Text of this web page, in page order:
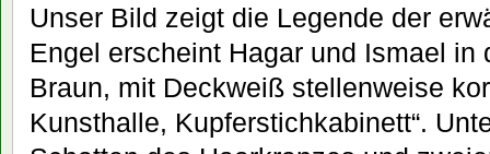
Unser Bild zeigt die Legende der
Engel erscheint Hagar und Ismael in
Braun, mit Deckweiß stellenweise
Kunsthalle, Kupferstichkabinett“.